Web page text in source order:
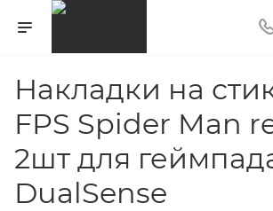
Накладки на
FPS Spider Man
2шт для
DualSense